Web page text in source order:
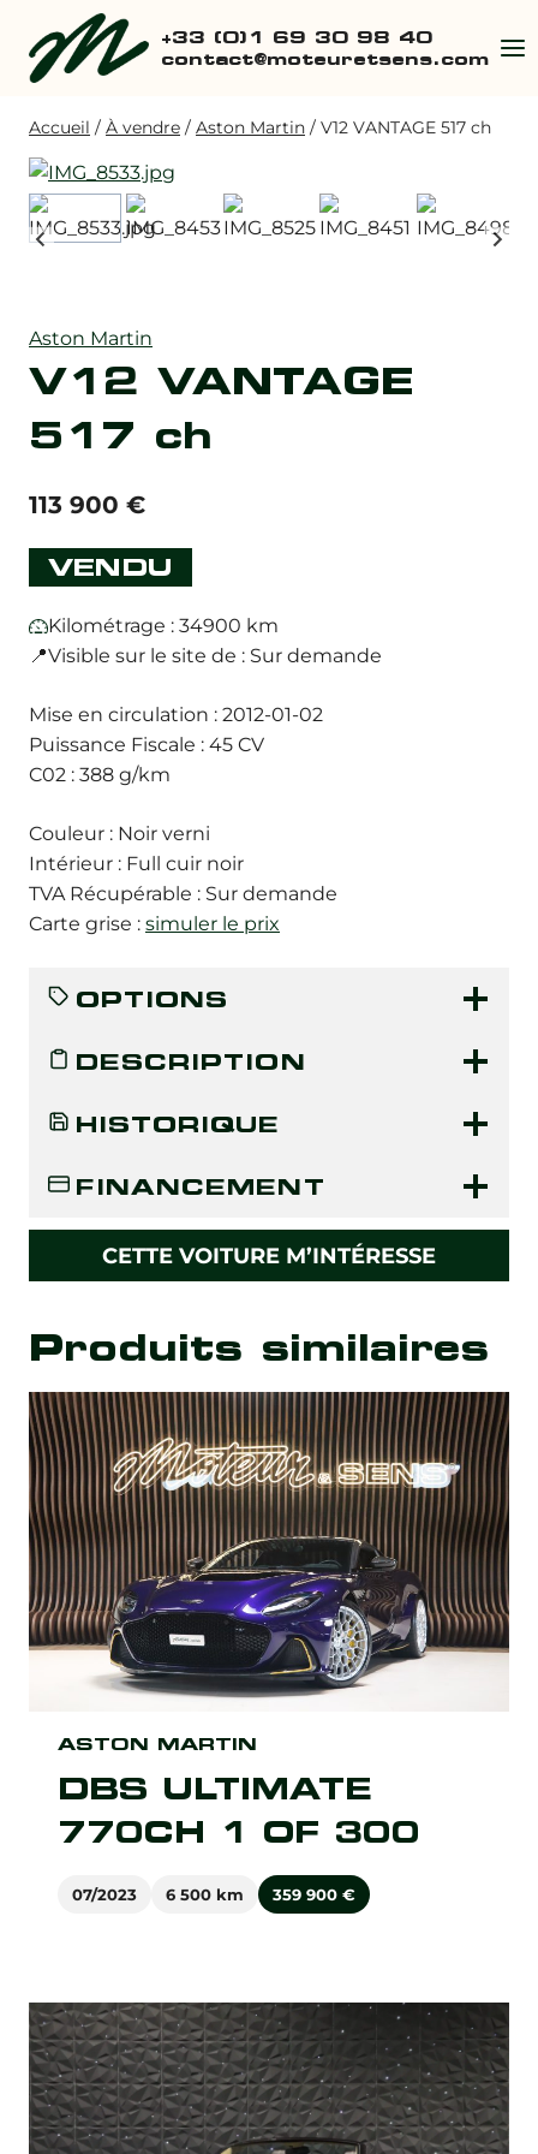
contenu
+33 (0)1 69 30 98 40
contact@moteuretsens.com
Accueil / À vendre / Aston Martin / V12 VANTAGE 517 ch
Aston Martin
V12 VANTAGE
517 ch
113 900 €
VENDU
Kilométrage : 34900 km
📍Visible sur le site de : Sur demande
Mise en circulation : 2012-01-02
Puissance Fiscale : 45 CV
C02 : 388 g/km
Couleur : Noir verni
Intérieur : Full cuir noir
TVA Récupérable : Sur demande
Carte grise : simuler le prix
OPTIONS
DESCRIPTION
HISTORIQUE
FINANCEMENT
CETTE VOITURE M’INTÉRESSE
Produits similaires
DBS ULTIMATE
770CH 1 OF 300
ASTON MARTIN
07/2023 6 500 km 359 900 €